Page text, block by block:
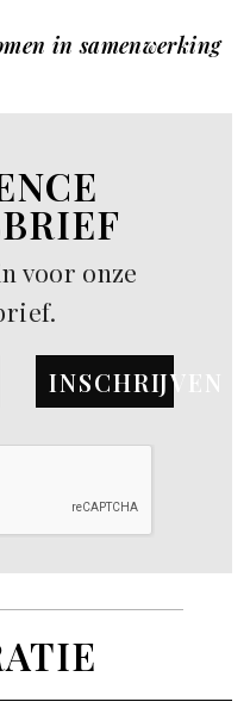
in samenwerking
voor onze
INSCHRIJVEN